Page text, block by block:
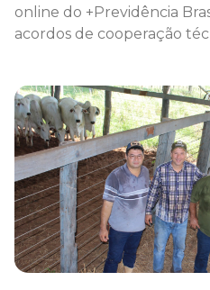
online do +Previdência
acordos de cooperação